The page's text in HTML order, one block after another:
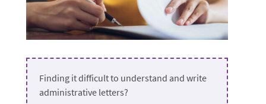
Finding it difficult to understand and write
administrative letters?